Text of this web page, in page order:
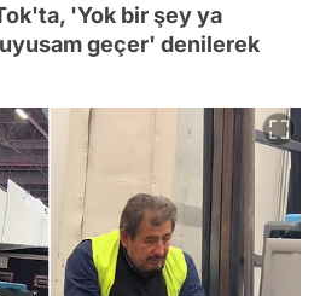
'Yok bir şey ya
geçer' denilerek